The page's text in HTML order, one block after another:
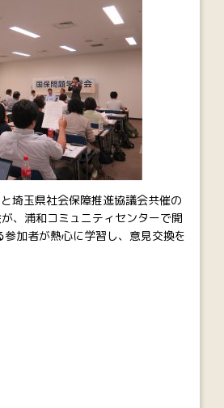
埼玉県社会保障推進協議会共催の
、浦和コミュニティセンターで開
加者が熱心に学習し、意見交換を